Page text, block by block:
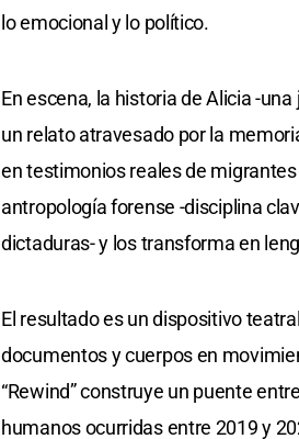
lo emocional y lo político.
En escena, la historia de Alicia -
un relato atravesado por la
en testimonios reales de
antropología forense -disciplina
dictaduras- y los transforma en
El resultado es un dispositivo
documentos y cuerpos en
“Rewind” construye un puente
humanos ocurridas entre 2019 y